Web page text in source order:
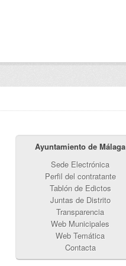
Ayuntamiento de Málaga
Sede Electrónica
Perfil del contratante
Tablón de Edictos
Juntas de Distrito
Transparencia
Web Municipales
Web Temática
Contacta